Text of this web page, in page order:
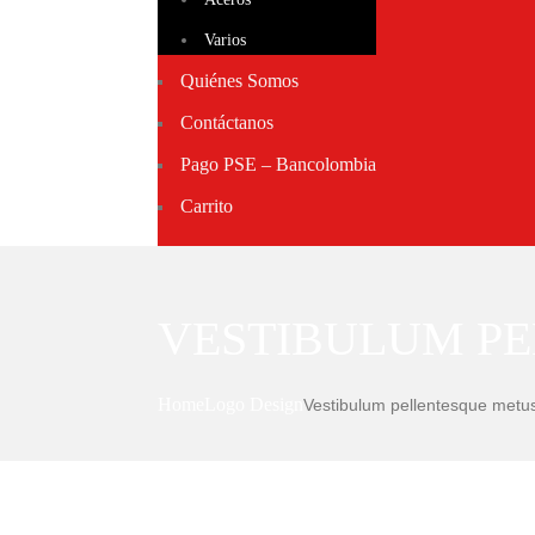
Varios
Quiénes Somos
Contáctanos
Pago PSE – Bancolombia
Carrito
Vestibulum pellentesque